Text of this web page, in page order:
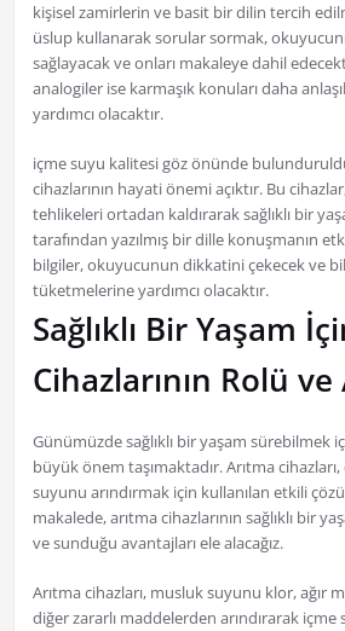
kişisel zamirlerin ve basit bir dilin tercih
üslup kullanarak sorular sormak,
sağlayacak ve onları makaleye dahil
analogiler ise karmaşık konuları daha
yardımcı olacaktır.
içme suyu kalitesi göz önünde
cihazlarının hayati önemi açıktır. Bu
tehlikeleri ortadan kaldırarak sağlıklı bir
tarafından yazılmış bir dille konuşmanın
bilgiler, okuyucunun dikkatini çekecek ve
tüketmelerine yardımcı olacaktır.
Sağlıklı Bir Yaşam
Cihazlarının Rolü
Günümüzde sağlıklı bir yaşam sürebilmek
büyük önem taşımaktadır. Arıtma
suyunu arındırmak için kullanılan etkili
makalede, arıtma cihazlarının sağlıklı bir
ve sunduğu avantajları ele alacağız.
Arıtma cihazları, musluk suyunu klor, ağır
diğer zararlı maddelerden arındırarak içme